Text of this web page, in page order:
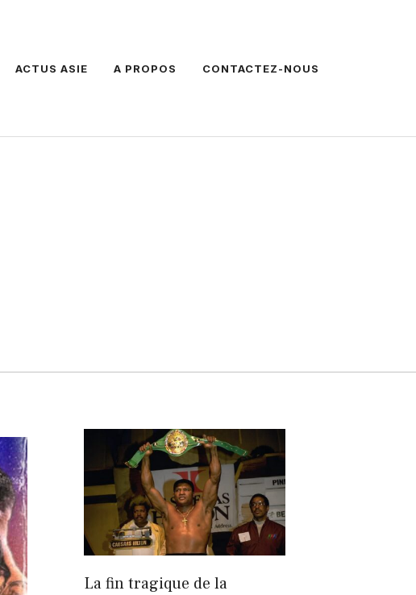
ACTUS ASIE A PROPOS CONTACTEZ-NOUS
La fin tragique de la